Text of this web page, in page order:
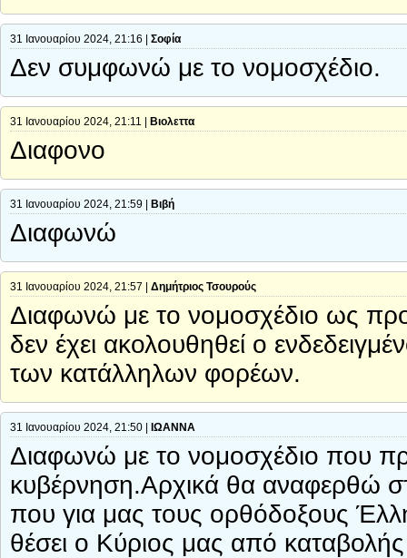
31 Ιανουαρίου 2024, 21:16 | Σοφία
Δεν συμφωνώ με το νομοσχέδιο.
31 Ιανουαρίου 2024, 21:11 | Βιολεττα
Διαφονο
31 Ιανουαρίου 2024, 21:59 | Βιβή
Διαφωνώ
31 Ιανουαρίου 2024, 21:57 | Δημήτριος Τσουρούς
Διαφωνώ με το νομοσχέδιο ως
δεν έχει ακολουθηθεί ο
των κατάλληλων φορέων.
31 Ιανουαρίου 2024, 21:50 | ΙΩΑΝΝΑ
Διαφωνώ με το νομοσχέδιο που
κυβέρνηση.Αρχικά θα αναφερθώ
που για μας τους ορθόδοξους
θέσει ο Κύριος μας από